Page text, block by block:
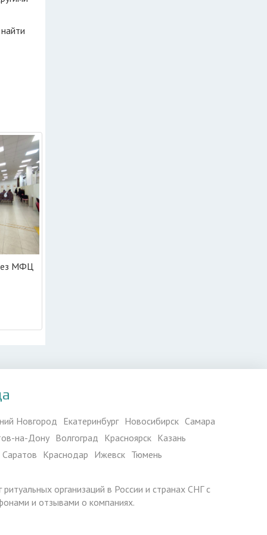
МФЦ
Новгород Екатеринбург Новосибирск Самара
на-Дону Волгоград Красноярск Казань
Саратов Краснодар Ижевск Тюмень
ритуальных организаций в России и странах СНГ с
и отзывами о компаниях.